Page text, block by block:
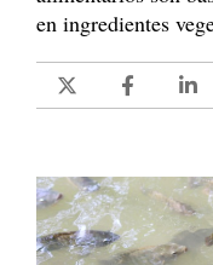
en ingredientes